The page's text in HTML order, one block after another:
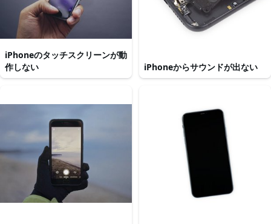
iPhoneのタッチスクリーンが動
作しない
iPhoneからサウンドが出ない